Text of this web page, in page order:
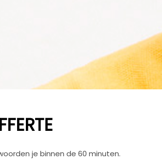
je binnen de 60 minuten.